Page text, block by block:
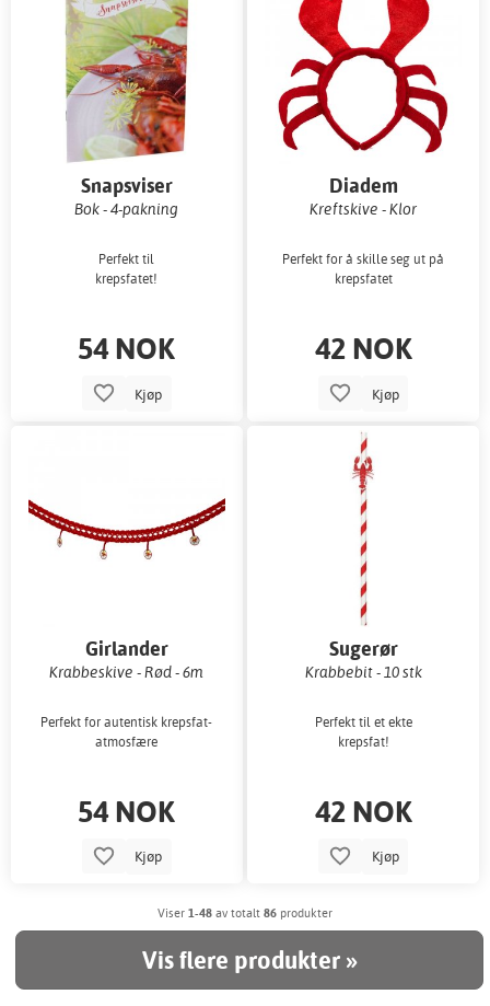
Snapsviser
Bok - 4-pakning
Perfekt til
krepsfatet!
54 NOK
Kjøp
Diadem
Kreftskive - Klor
Perfekt for å skille seg ut på
krepsfatet
42 NOK
Kjøp
Girlander
Krabbeskive - Rød - 6m
Perfekt for autentisk krepsfat-
atmosfære
54 NOK
Kjøp
Sugerør
Krabbebit - 10 stk
Perfekt til et ekte
krepsfat!
42 NOK
Kjøp
Viser 1-48 av totalt 86 produkter
Vis flere produkter »